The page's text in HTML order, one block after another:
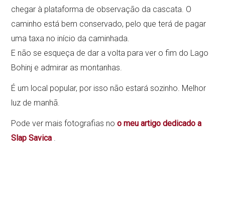
chegar à plataforma de observação da cascata. O
caminho está bem conservado, pelo que terá de pagar
uma taxa no início da caminhada.
E não se esqueça de dar a volta para ver o fim do Lago
Bohinj e admirar as montanhas.
É um local popular, por isso não estará sozinho. Melhor
luz de manhã.
Pode ver mais fotografias noo meu artigo dedicado a
Slap Savica .